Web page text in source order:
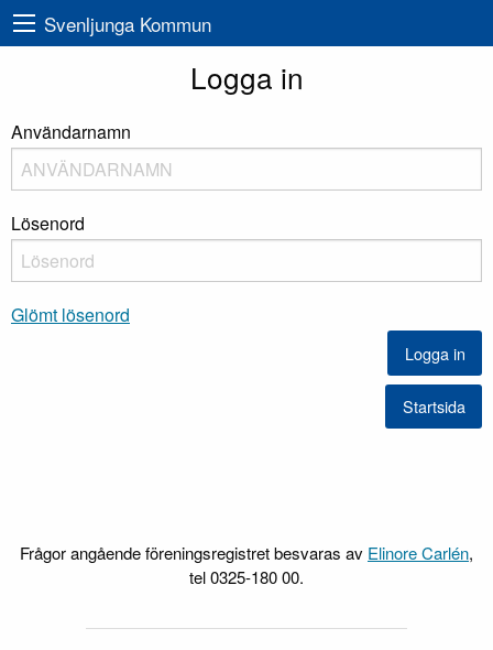
Svenljunga Kommun
Logga in
Användarnamn
Lösenord
Glömt lösenord
Frågor angående föreningsregistret besvaras av Elinore Carlén,
tel 0325-180 00.